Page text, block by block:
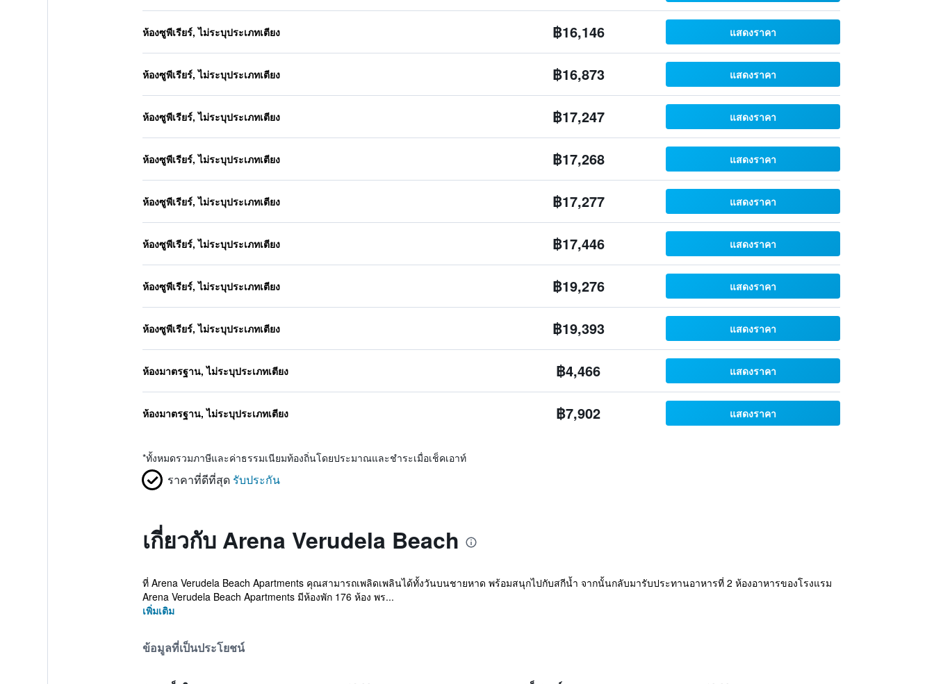
ห้องซูพีเรียร์, ไม่ระบุประเภทเตียง ฿16,146 แสดงราคา
ห้องซูพีเรียร์, ไม่ระบุประเภทเตียง ฿16,873 แสดงราคา
ห้องซูพีเรียร์, ไม่ระบุประเภทเตียง ฿17,247 แสดงราคา
ห้องซูพีเรียร์, ไม่ระบุประเภทเตียง ฿17,268 แสดงราคา
ห้องซูพีเรียร์, ไม่ระบุประเภทเตียง ฿17,277 แสดงราคา
ห้องซูพีเรียร์, ไม่ระบุประเภทเตียง ฿17,446 แสดงราคา
ห้องซูพีเรียร์, ไม่ระบุประเภทเตียง ฿19,276 แสดงราคา
ห้องซูพีเรียร์, ไม่ระบุประเภทเตียง ฿19,393 แสดงราคา
ห้องมาตรฐาน, ไม่ระบุประเภทเตียง ฿4,466 แสดงราคา
ห้องมาตรฐาน, ไม่ระบุประเภทเตียง ฿7,902 แสดงราคา
*ทั้งหมดรวมภาษีและค่าธรรมเนียมท้องถิ่นโดยประมาณและชำระเมื่อเช็คเอาท์
ราคาที่ดีที่สุด รับประกัน
เกี่ยวกับ Arena Verudela Beach
ที่ Arena Verudela Beach Apartments คุณสามารถเพลิดเพลินได้ทั้งวันบนชายหาด พร้อมสนุกไปกับสกีน้ำ จากนั้นกลับมารับประทานอาหารที่ 2 ห้องอาหารของโรงแรม
Arena Verudela Beach Apartments มีห้องพัก 176 ห้อง พร...
เพิ่มเติม
ข้อมูลที่เป็นประโยชน์